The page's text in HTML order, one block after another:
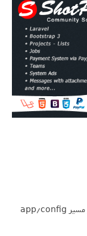
مشخصات دیتابیس را در فایل config.php موجود در مسیر app/config